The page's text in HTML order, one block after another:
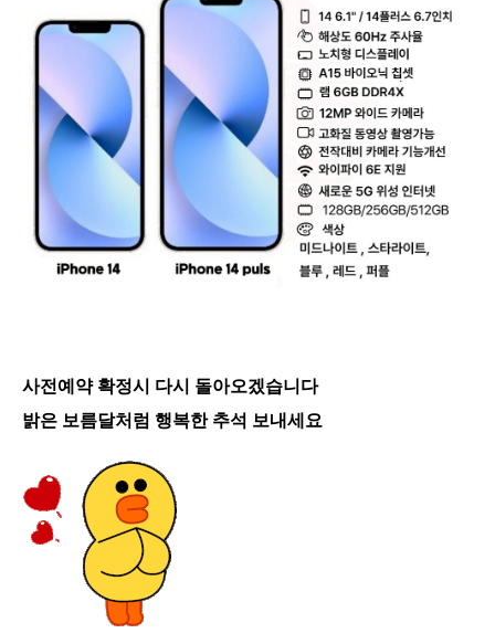
사전예약 확정시 다시 돌아오겠습니다
밝은 보름달처럼 행복한 추석 보내세요